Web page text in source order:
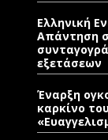
Ελληνική
Απάντηση
εξετάσεων
Έναρξη
καρκίνο